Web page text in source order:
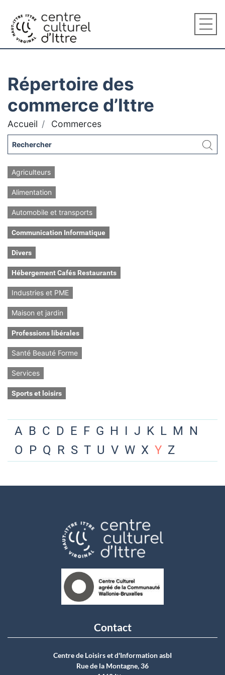
Répertoire des
commerce d’Ittre
Accueil Commerces
Agriculteurs
Alimentation
Automobile et transports
Communication Informatique
Divers
Hébergement Cafés Restaurants
Industries et PME
Maison et jardin
Professions libérales
Santé Beauté Forme
Services
Sports et loisirs
A B C D E F G H I J K L M N
O P Q R S T U V W X Y Z
Contact
Centre de Loisirs et d'Information asbI
Rue de la Montagne, 36